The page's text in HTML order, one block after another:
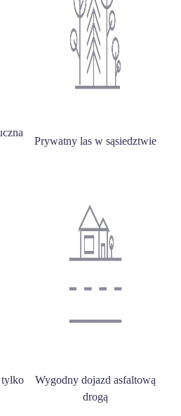
Prywatny las w sąsiedztwie
tylko
Wygodny dojazd asfaltową
drogą